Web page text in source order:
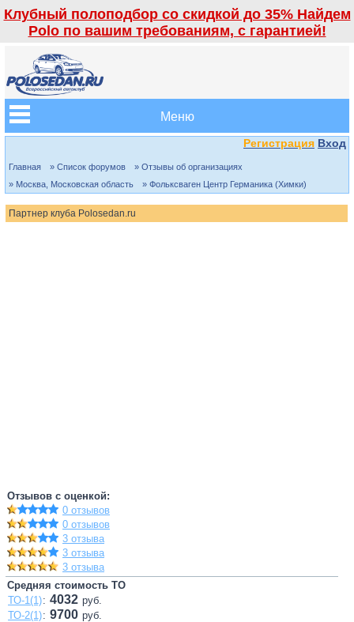
Клубный полоподбор со скидкой до 35% Найдем
Polo по вашим требованиям, с гарантией!
Меню
Регистрация Вход
Главная » Список форумов
» Отзывы об организациях
» Москва, Московская область
» Фольксваген Центр Германика (Химки)
Партнер клуба Polosedan.ru
Отзывов с оценкой:
0 отзывов
0 отзывов
3 отзыва
3 отзыва
3 отзыва
Средняя стоимость ТО
ТО-1(1): 4032 руб.
ТО-2(1): 9700 руб.